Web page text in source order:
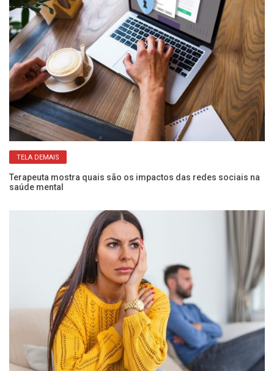
TELA DEMAIS
Terapeuta mostra quais são os impactos das redes sociais na
saúde mental